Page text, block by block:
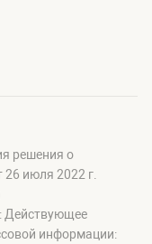
решения о
июля 2022 г.
Действующее
информации: